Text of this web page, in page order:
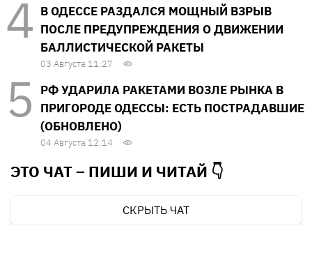
В ОДЕССЕ РАЗДАЛСЯ МОЩНЫЙ ВЗРЫВ
ПОСЛЕ ПРЕДУПРЕЖДЕНИЯ О ДВИЖЕНИИ
БАЛЛИСТИЧЕСКОЙ РАКЕТЫ
03 Августа 11:27
РФ УДАРИЛА РАКЕТАМИ ВОЗЛЕ РЫНКА В
ПРИГОРОДЕ ОДЕССЫ: ЕСТЬ ПОСТРАДАВШИЕ
(ОБНОВЛЕНО)
04 Августа 12:14
ЭТО ЧАТ – ПИШИ И ЧИТАЙ 👇
СКРЫТЬ ЧАТ